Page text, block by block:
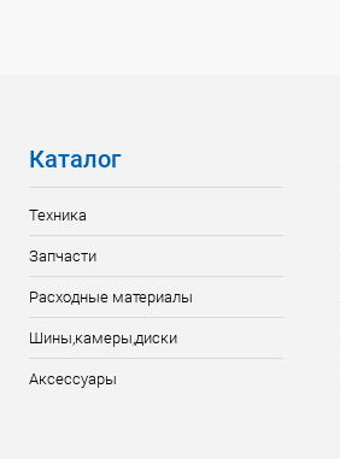
Каталог
Техника
Запчасти
Расходные материалы
Шины,камеры,диски
Аксессуары